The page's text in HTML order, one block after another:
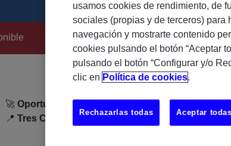
🚀 Oportunidad | Performance Tester
📍 Tres Cantos, Madrid | Modelo híbrido
usamos cookies de rendimiento, de
sociales (propias y de terceros)
navegación y mostrarte contenido
cookies pulsando el botón “Aceptar
pulsando el botón “Configurar y/o
clic en Política de cookies.
Rechazarlas todas Aceptar